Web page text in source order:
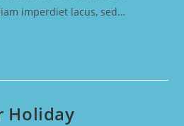
imperdiet lacus, sed…
Holiday